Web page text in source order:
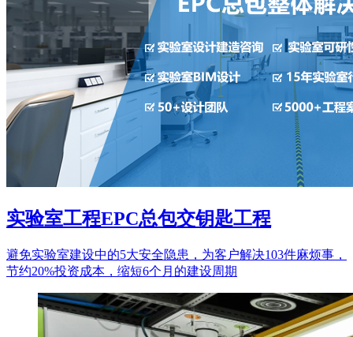
实验室工程EPC总包交钥匙工程
避免实验室建设中的5大安全隐患，为客户解决103件麻烦事，
节约20%投资成本，缩短6个月的建设周期